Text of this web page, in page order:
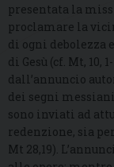
presentata la
proclamare la
di ogni debolezza
di Gesù (cf. Mt, 10,
dall’annuncio
dei segni
sono inviati ad
redenzione, sia
Mt 28,19).